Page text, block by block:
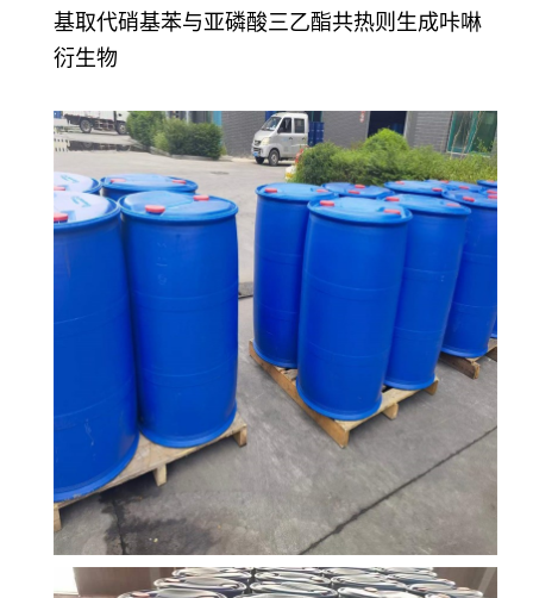
基取代硝基苯与亚磷酸三乙酯共热则生成咔啉
衍生物